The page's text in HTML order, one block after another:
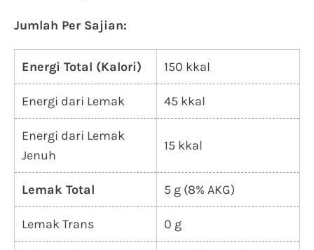
Jumlah Per Sajian:
Energi Total (Kalori) 150 kkal
Energi dari Lemak 45 kkal
Energi dari Lemak
Jenuh
15 kkal
Lemak Total 5 g (8% AKG)
Lemak Trans 0 g